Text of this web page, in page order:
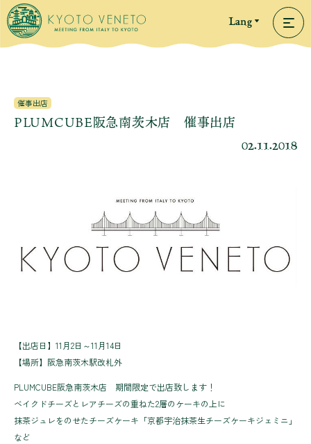
Lang
催事出店
PLUMCUBE阪急南茨木店 催事出店
02.11.2018
【出店日】11月2日～11月14日
【場所】阪急南茨木駅改札外
PLUMCUBE阪急南茨木店 期間限定で出店致します！
ベイクドチーズとレアチーズの重ねた2層のケーキの上に
抹茶ジュレをのせたチーズケーキ「京都宇治抹茶生チーズケーキジェミニ」
など